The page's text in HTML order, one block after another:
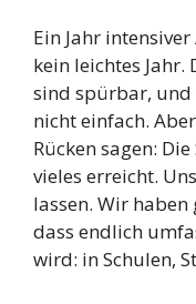
Ein Jahr
kein leichtes Jahr.
sind spürbar, und
nicht einfach.
Rücken sagen:
vieles erreicht.
lassen. Wir
dass endlich
wird: in Schulen,